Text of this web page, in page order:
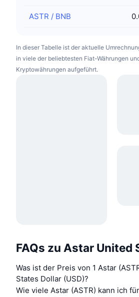
ASTR / BNB
In dieser Tabelle ist der aktuelle
in viele der beliebtesten Fiat-Währungen
Kryptowährungen aufgeführt.
FAQs zu Astar United
Was ist der Preis von 1 Astar
States Dollar (USD)?
Wie viele Astar (ASTR) kann ich